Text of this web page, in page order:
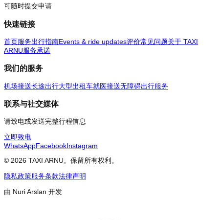
可随时提交申请
快速链接
首页服务出行指南Events & ride updates评价常见问题关于 TAXI
ARNU服务承诺
我们的服务
机场接送长途出行大型出租车就医接送无障碍出行服务
联系与社交媒体
请致电或发送完整行程信息
立即致电
WhatsAppFacebookInstagram
© 2026 TAXI ARNU。保留所有权利。
隐私政策服务条款法律声明
由 Nuri Arslan 开发